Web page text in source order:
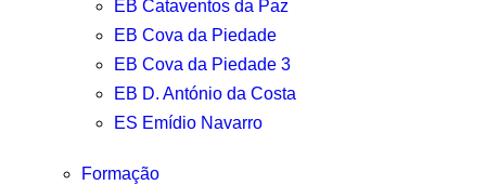
EB Cataventos da Paz
EB Cova da Piedade
EB Cova da Piedade 3
EB D. António da Costa
ES Emídio Navarro
Formação